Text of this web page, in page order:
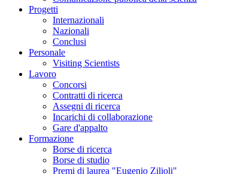
Progetti
Internazionali
Nazionali
Conclusi
Personale
Visiting Scientists
Lavoro
Concorsi
Contratti di ricerca
Assegni di ricerca
Incarichi di collaborazione
Gare d'appalto
Formazione
Borse di ricerca
Borse di studio
Premi di laurea "Eugenio Zilioli"